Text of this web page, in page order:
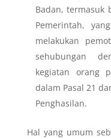
Badan, termasuk
Pemerintah,
melakukan
sehubungan
kegiatan orang
dalam Pasal 21
Penghasilan.
Hal yang umum